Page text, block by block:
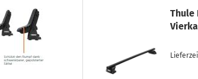
Thule Montagekits 70.. für 7107
Fußsatz Fahrzeuge mit
Thule